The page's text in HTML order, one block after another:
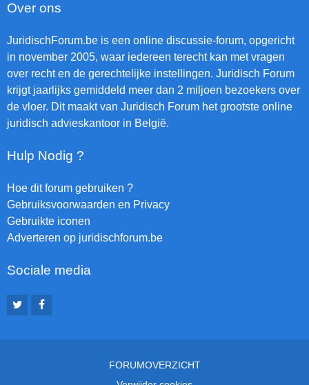
Over ons
JuridischForum.be is een online discussie-forum, opgericht
in november 2005, waar iedereen terecht kan met vragen
over recht en de gerechtelijke instellingen. Juridisch Forum
krijgt jaarlijks gemiddeld meer dan 2 miljoen bezoekers over
de vloer. Dit maakt van Juridisch Forum het grootste online
juridisch advieskantoor in België.
Hulp Nodig ?
Hoe dit forum gebruiken ?
Gebruiksvoorwaarden en Privacy
Gebruikte iconen
Adverteren op juridischforum.be
Sociale media
FORUMOVERZICHT